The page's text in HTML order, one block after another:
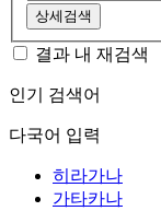
상세검색
결과 내 재검색
인기 검색어
다국어 입력
히라가나
가타카나